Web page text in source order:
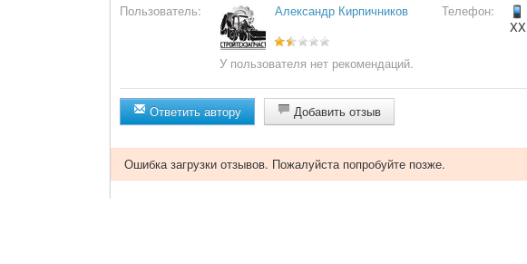
Пользователь: Александр Кирпичников Телефон:
XX
У пользователя нет рекомендаций.
Ответить автору Добавить отзыв
Ошибка загрузки отзывов. Пожалуйста попробуйте позже.